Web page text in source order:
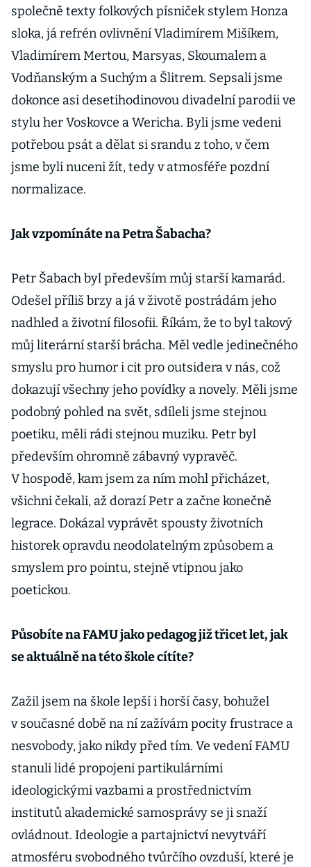
společně texty folkových písniček stylem Honza
sloka, já refrén ovlivnění Vladimírem Mišíkem,
Vladimírem Mertou, Marsyas, Skoumalem a
Vodňanským a Suchým a Šlitrem. Sepsali jsme
dokonce asi desetihodinovou divadelní parodii ve
stylu her Voskovce a Wericha. Byli jsme vedeni
potřebou psát a dělat si srandu z toho, v čem
jsme byli nuceni žít, tedy v atmosféře pozdní
normalizace.
Jak vzpomínáte na Petra Šabacha?
Petr Šabach byl především můj starší kamarád.
Odešel příliš brzy a já v životě postrádám jeho
nadhled a životní filosofii. Říkám, že to byl takový
můj literární starší brácha. Měl vedle jedinečného
smyslu pro humor i cit pro outsidera v nás, což
dokazují všechny jeho povídky a novely. Měli jsme
podobný pohled na svět, sdíleli jsme stejnou
poetiku, měli rádi stejnou muziku. Petr byl
především ohromně zábavný vypravěč.
V hospodě, kam jsem za ním mohl přicházet,
všichni čekali, až dorazí Petr a začne konečně
legrace. Dokázal vyprávět spousty životních
historek opravdu neodolatelným způsobem a
smyslem pro pointu, stejně vtipnou jako
poetickou.
Působíte na FAMU jako pedagog již třicet let, jak
se aktuálně na této škole cítíte?
Zažil jsem na škole lepší i horší časy, bohužel
v současné době na ní zažívám pocity frustrace a
nesvobody, jako nikdy před tím. Ve vedení FAMU
stanuli lidé propojeni partikulárními
ideologickými vazbami a prostřednictvím
institutů akademické samosprávy se ji snaží
ovládnout. Ideologie a partajnictví nevytváří
atmosféru svobodného tvůrčího ovzduší, které je